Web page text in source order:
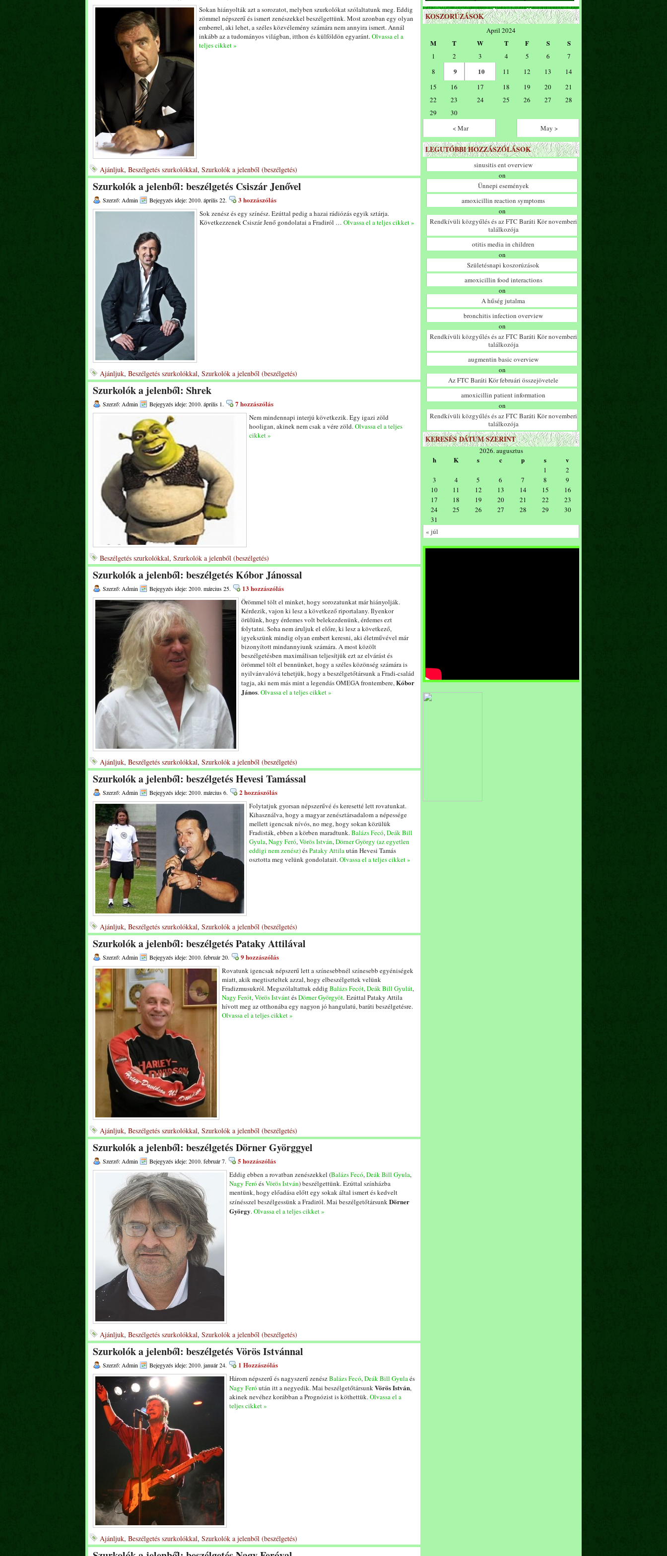
Sokan hiányolták azt a sorozatot, melyben szurkolókat szólaltatunk meg. Eddig
zömmel népszerű és ismert zenészekkel beszélgettünk. Most azonban egy olyan
emberrel, aki lehet, a széles közvélemény számára nem annyira ismert. Annál
inkább az a tudományos világban, itthon és külföldön egyaránt.Olvassa el a
teljes cikket »
Ajánljuk, Beszélgetés szurkolókkal, Szurkolók a jelenből (beszélgetés)
Szurkolók a jelenből: beszélgetés Csiszár Jenővel
Szerző: Admin Bejegyzés ideje: 2010. április 22. 3 hozzászólás
Sok zenész és egy színész. Ezúttal pedig a hazai rádiózás egyik sztárja.
Következzenek Csiszár Jenő gondolatai a Fradiról … Olvassa el a teljes cikket »
Ajánljuk, Beszélgetés szurkolókkal, Szurkolók a jelenből (beszélgetés)
Szurkolók a jelenből: Shrek
Szerző: Admin Bejegyzés ideje: 2010. április 1. 7 hozzászólás
Nem mindennapi interjú következik. Egy igazi zöld
hooligan, akinek nem csak a vére zöld.Olvassa el a teljes
cikket »
Beszélgetés szurkolókkal, Szurkolók a jelenből (beszélgetés)
Szurkolók a jelenből: beszélgetés Kóbor Jánossal
Szerző: Admin Bejegyzés ideje: 2010. március 25. 13 hozzászólás
Örömmel tölt el minket, hogy sorozatunkat már hiányolják.
Kérdezik, vajon ki lesz a következő riportalany. Ilyenkor
örülünk, hogy érdemes volt belekezdenünk, érdemes ezt
folytatni. Soha nem áruljuk el előre, ki lesz a következő,
igyekszünk mindig olyan embert keresni, aki életművével már
bizonyított mindannyiunk számára. A most közölt
beszélgetésben maximálisan teljesítjük ezt az elvárást és
örömmel tölt el bennünket, hogy a széles közönség számára is
nyilvánvalóvá tehetjük, hogy a beszélgetőtársunk a Fradi-család
tagja, aki nem más mint a legendás OMEGA frontembere,Kóbor
János.Olvassa el a teljes cikket »
Ajánljuk, Beszélgetés szurkolókkal, Szurkolók a jelenből (beszélgetés)
Szurkolók a jelenből: beszélgetés Hevesi Tamással
Szerző: Admin Bejegyzés ideje: 2010. március 6. 2 hozzászólás
Folytatjuk gyorsan népszerűvé és keresetté lett rovatunkat.
Kihasználva, hogy a magyar zenésztársadalom a népessége
mellett igencsak nívós, no meg, hogy sokan közülük
Fradisták, ebben a körben maradtunk.Balázs Fecó,Deák Bill
Gyula,Nagy Feró,Vörös István,Dörner György (az egyetlen
eddigi nem zenész)ésPataky Attilaután Hevesi Tamás
osztotta meg velünk gondolatait.Olvassa el a teljes cikket »
Ajánljuk, Beszélgetés szurkolókkal, Szurkolók a jelenből (beszélgetés)
Szurkolók a jelenből: beszélgetés Pataky Attilával
Szerző: Admin Bejegyzés ideje: 2010. február 20. 9 hozzászólás
Rovatunk igencsak népszerű lett a színesebbnél színesebb egyéniségek
miatt, akik megtiszteltek azzal, hogy elbeszélgettek velünk
Fradizmusukról. Megszólaltattuk eddig Balázs Fecót,Deák Bill Gyulát,
Nagy Ferót,Vörös IstvántésDörner Györgyöt. Ezúttal Pataky Attila
hívott meg az otthonába egy nagyon jó hangulatú, baráti beszélgetésre.
Olvassa el a teljes cikket »
Ajánljuk, Beszélgetés szurkolókkal, Szurkolók a jelenből (beszélgetés)
Szurkolók a jelenből: beszélgetés Dörner Györggyel
Szerző: Admin Bejegyzés ideje: 2010. február 7. 5 hozzászólás
Eddig ebben a rovatban zenészekkel (Balázs Fecó,Deák Bill Gyula,
Nagy Feró ésVörös István) beszélgettünk. Ezúttal színházba
mentünk, hogy előadása előtt egy sokak által ismert és kedvelt
színésszel beszélgessünk a Fradiról. Mai beszélgetőtársunkDörner
György.Olvassa el a teljes cikket »
Ajánljuk, Beszélgetés szurkolókkal, Szurkolók a jelenből (beszélgetés)
Szurkolók a jelenből: beszélgetés Vörös Istvánnal
Szerző: Admin Bejegyzés ideje: 2010. január 24. 1 Hozzászólás
Három népszerű és nagyszerű zenészBalázs Fecó,Deák Bill Gyulaés
Nagy Feró után itt a negyedik. Mai beszélgetőtársunkVörös István,
akinek nevéhez korábban a Prognózist is köthettük.Olvassa el a
teljes cikket »
Ajánljuk, Beszélgetés szurkolókkal, Szurkolók a jelenből (beszélgetés)
KOSZORÚZÁSOK
April 2024
M T W T F S S
1 2 3 4 5 6
7
8
9 10 11 12 13
14
15
16 17 18 19 20
21
22
23 24 25 26 27
28
29
30
< Mar
May >
LEGUTÓBBI HOZZÁSZÓLÁSOK
sinusitis ent overview
on
Ünnepi események
amoxicillin reaction symptoms
on
Rendkívüli közgyűlés és az FTC Baráti Kör novemberi
találkozója
otitis media in children
on
Születésnapi koszorúzások
amoxicillin food interactions
on
A hűség jutalma
bronchitis infection overview
on
Rendkívüli közgyűlés és az FTC Baráti Kör novemberi
találkozója
augmentin basic overview
on
Az FTC Baráti Kör februári összejövetele
amoxicillin patient information
on
Rendkívüli közgyűlés és az FTC Baráti Kör novemberi
találkozója
KERESÉS DÁTUM SZERINT
2026. augusztus
h K s c p s v
1
2
3
4 5 6 7 8
9
10
11 12 13 14 15
16
17
18 19 20 21 22
23
24
25 26 27 28 29
30
31
« júl